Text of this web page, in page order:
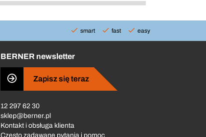
smart fast easy
BERNER newsletter
Zapisz się teraz
12 297 62 30
sklep@berner.pl
Kontakt i obsługa klienta
Często zadawane pytania i pomoc